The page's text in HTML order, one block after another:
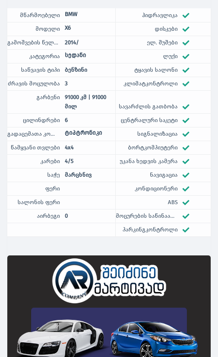
მწარმოებელი BMW
ჰიდრავლიკა
მოდელი
X6
დისკები
გამოშვების წელი / თვე
2014/
ელ. შუშები
კატეგორია
სედანი
ლუქი
საწვავის ტიპი
ბენზინი
ტყავის სალონი
ძრავის მოცულობა
3
კლიმატკონტროლი
გარბენი
91000 კმ | 91000
მილ
სავარძლის გათბობა
ცილინდრები
6
ცენტრალური საკეტი
გადაცემათა კოლოფი
ტიპტრონიკი
სიგნალიზაცია
წამყვანი თვლები
4x4
ბორტკომპიუტერი
კარები
4/5
უკანა ხედვის კამერა
საჭე
მარცხნივ
ნავიგაცია
ფერი
კონდიციონერი
სალონის ფერი
ABS
აირბეგი
0
მოცურების საწინააღმდეგო
პარკინგკონტროლი